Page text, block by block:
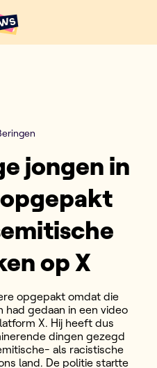
Hoofdpunten VRT NWS
jongen in
op X
opgepakt omdat die
gedaan in een video
X. Hij heeft dus
dingen gezegd
als racistische
land. De politie startte